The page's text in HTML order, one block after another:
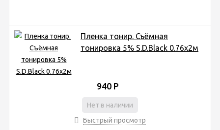
Пленка тонир. Съёмная
тонировка 5% S.D.Black 0.76x2м
940 Р
Нет в наличии
Быстрый просмотр